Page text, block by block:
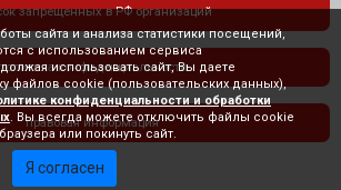
запрещенных в РФ организаций
конфиденциальности
правовая информация
сайта и анализа статистики посещений,
с использованием сервиса
использовать сайт, Вы даете
файлов cookie (пользовательских данных),
конфиденциальности и обработки
. Вы всегда можете отключить файлы cookie
или покинуть сайт.
Я согласен